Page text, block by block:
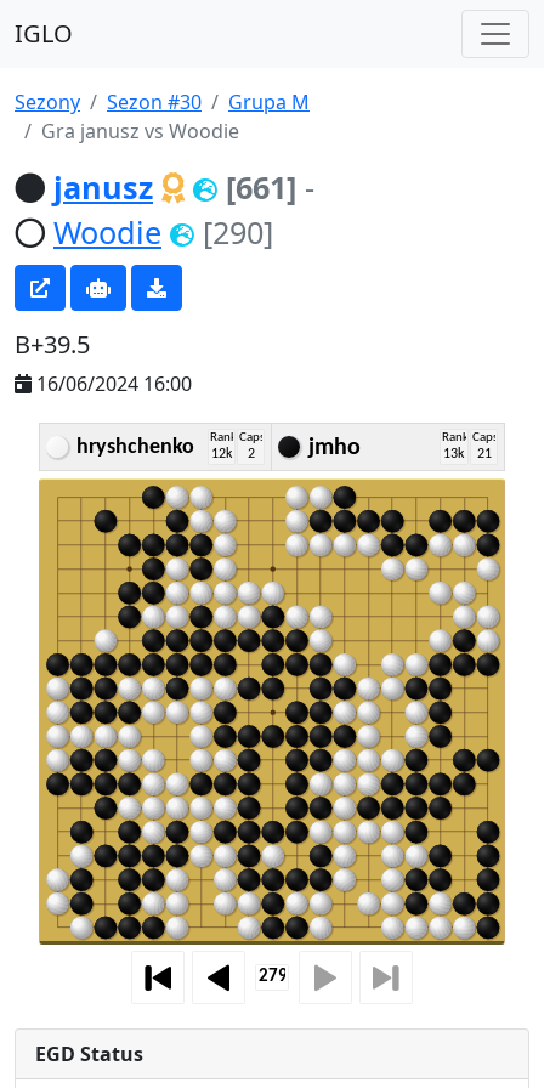
IGLO
Sezony Sezon #30
Grupa M
Gra janusz vs Woodie
janusz [661] -
Woodie
[290]
B+39.5
16/06/2024 16:00
hryshchenko Rank
12k
Caps
2 jmho Rank
13k
Caps
21
EGD Status